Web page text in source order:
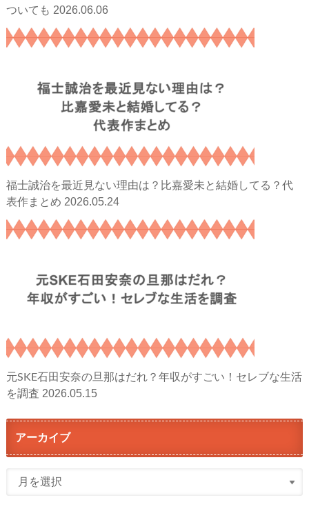
ついても 2026.06.06
福士誠治を最近見ない理由は？比嘉愛未と結婚してる？代
表作まとめ 2026.05.24
元SKE石田安奈の旦那はだれ？年収がすごい！セレブな生活
を調査 2026.05.15
アーカイブ